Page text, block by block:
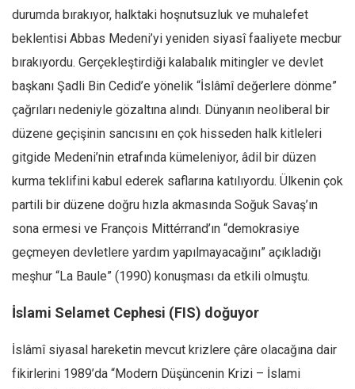
durumda bırakıyor, halktaki hoşnutsuzluk ve muhalefet
beklentisi Abbas Medeni’yi yeniden siyasî faaliyete mecbur
bırakıyordu. Gerçekleştirdiği kalabalık mitingler ve devlet
başkanı Şadli Bin Cedid’e yönelik “İslâmî değerlere dönme”
çağrıları nedeniyle gözaltına alındı. Dünyanın neoliberal bir
düzene geçişinin sancısını en çok hisseden halk kitleleri
gitgide Medeni’nin etrafında kümeleniyor, âdil bir düzen
kurma teklifini kabul ederek saflarına katılıyordu. Ülkenin çok
partili bir düzene doğru hızla akmasında Soğuk Savaş’ın
sona ermesi ve François Mittérrand’ın “demokrasiye
geçmeyen devletlere yardım yapılmayacağını” açıkladığı
meşhur “La Baule” (1990) konuşması da etkili olmuştu.
İslami Selamet Cephesi (FIS) doğuyor
İslâmî siyasal hareketin mevcut krizlere çâre olacağına dair
fikirlerini 1989’da “Modern Düşüncenin Krizi – İslami